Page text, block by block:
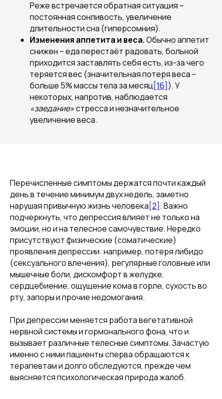
Реже встречается обратная ситуация –
постоянная сонливость, увеличение
длительности сна (гиперсомния).
Изменения аппетита и веса.Обычно аппетит
снижен – еда перестаёт радовать, больной
приходится заставлять себя есть, из-за чего
теряется вес (значительная потеря веса –
больше 5% массы тела за месяц[16] ). У
некоторых, напротив, наблюдается
«заедание»стресса и незначительное
увеличение веса.
Перечисленные симптомы держатся почти каждый
день в течение минимум двух недель, заметно
нарушая привычную жизнь человека[2] . Важно
подчеркнуть, что депрессия влияет не только на
эмоции, но и на телесное самочувствие. Нередко
присутствуют физические (соматические)
проявления депрессии: например, потеря либидо
(сексуального влечения), регулярные головные или
мышечные боли, дискомфорт в желудке,
сердцебиение, ощущение кома в горле, сухость во
рту, запоры и прочие недомогания.
При депрессии меняется работа вегетативной
нервной системы и гормонального фона, что и
вызывает различные телесные симптомы. Зачастую
именно с ними пациенты сперва обращаются к
терапевтам и долго обследуются, прежде чем
выясняется психологическая природа жалоб.